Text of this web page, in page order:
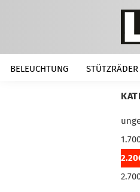
BELEUCHTUNG